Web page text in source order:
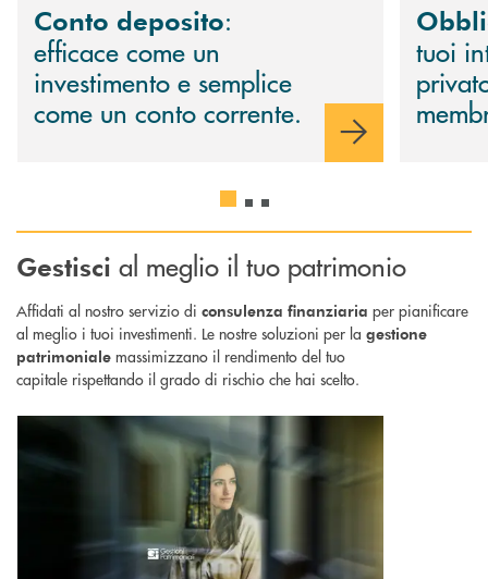
Conto deposito:
efficace come un
investimento e semplice
come un conto corrente.
tuoi
Gestisci al meglio il tuo patrimonio
Affidati al nostro servizio di consulenza finanziaria per pianificare
al meglio i tuoi investimenti. Le nostre soluzioni per la gestione
patrimoniale massimizzano il rendimento del tuo
capitale rispettando il grado di rischio che hai scelto.
Scopri di più Gestioni Patrimoniali : tre tipologie di gestioni offerte da